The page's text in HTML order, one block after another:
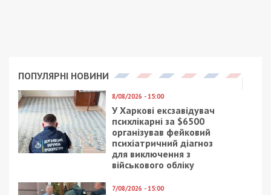
ПОПУЛЯРНІ НОВИНИ
8/08/2026 - 15:00
У Харкові ексзавідувач
психлікарні за $6500
організував фейковий
психіатричний діагноз
для виключення з
військового обліку
7/08/2026 - 15:00